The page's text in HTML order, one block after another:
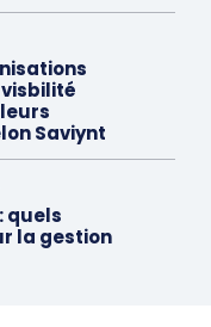
visbilité
Saviynt
quels
la gestion